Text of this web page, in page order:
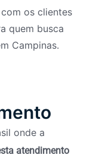
os clientes
quem busca
Campinas.
onde a
atendimento